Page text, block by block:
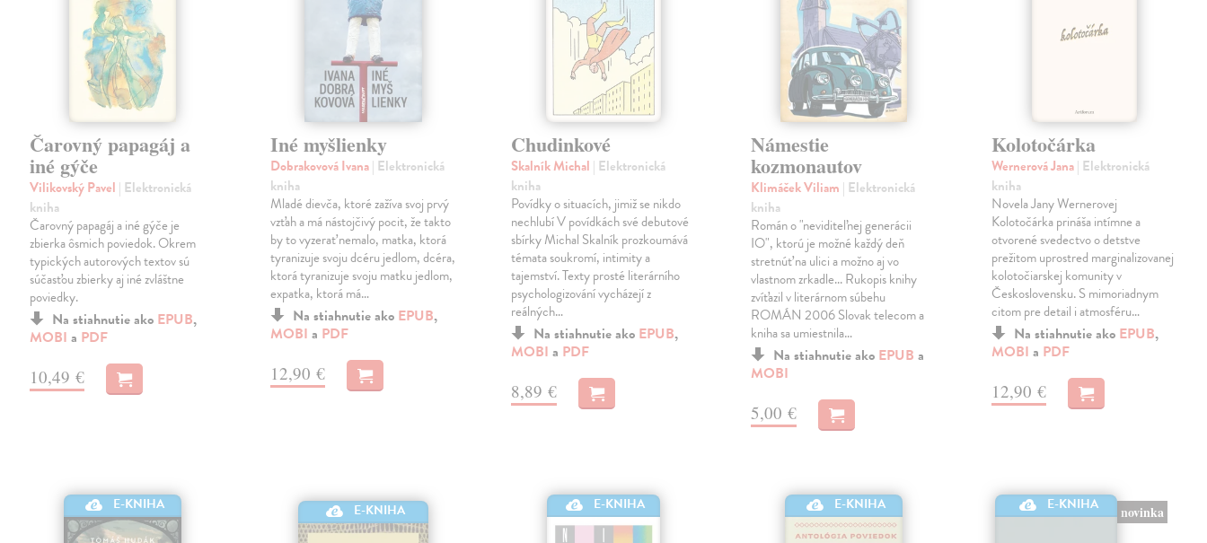
Čarovný papagáj a
iné gýče
Vilikovský Pavel | Elektronická
kniha
Čarovný papagáj a iné gýče je
zbierka ôsmich poviedok. Okrem
typických autorových textov sú
súčasťou zbierky aj iné zvláštne
poviedky.
Na stiahnutie ako EPUB,
MOBI a PDF
10,49 €
Iné myšlienky
Dobrakovová Ivana| Elektronická
kniha
Mladé dievča, ktoré zažíva svoj prvý
vzťah a má nástojčivý pocit, že takto
by to vyzerať nemalo, matka, ktorá
tyranizuje svoju dcéru jedlom, dcéra,
ktorá tyranizuje svoju matku jedlom,
expatka, ktorá má…
Na stiahnutie ako EPUB,
MOBI a PDF
12,90 €
Chudinkové
Skalník Michal | Elektronická
kniha
Povídky o situacích, jimiž se nikdo
nechlubí V povídkách své debutové
sbírky Michal Skalník prozkoumává
témata soukromí, intimity a
tajemství. Texty prosté literárního
psychologizování vycházejí z
reálných…
Na stiahnutie ako EPUB,
MOBI a PDF
8,89 €
Námestie
kozmonautov
Klimáček Viliam | Elektronická
kniha
Román o "neviditeľnej generácii
IO", ktorú je možné každý deň
stretnúť na ulici a možno aj vo
vlastnom zrkadle... Rukopis knihy
zvíťazil v literárnom súbehu
ROMÁN 2006 Slovak telecom a
kniha sa umiestnila…
Na stiahnutie ako EPUB a
MOBI
5,00 €
Kolotočárka
Wernerová Jana| Elektronická
kniha
Novela Jany Wernerovej
Kolotočárka prináša intímne a
otvorené svedectvo o detstve
prežitom uprostred marginalizovanej
kolotočiarskej komunity v
Československu. S mimoriadnym
citom pre detail i atmosféru…
Na stiahnutie ako EPUB,
MOBI a PDF
12,90 €
E-KNIHA E-KNIHA E-KNIHA E-KNIHA E-KNIHA novinka